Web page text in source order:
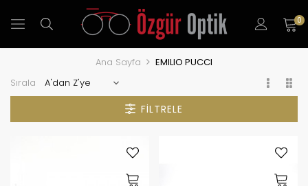
0
Ana Sayfa EMILIO PUCCI
Sırala
FILTRELE